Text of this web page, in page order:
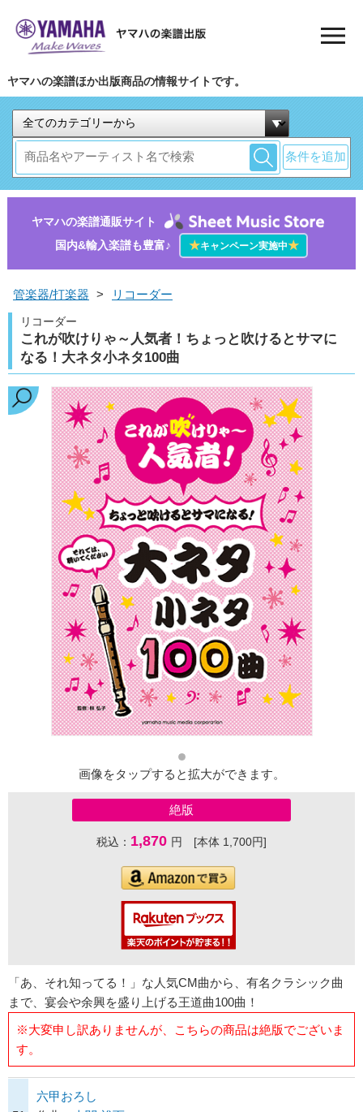
ヤマハの楽譜ほか出版商品の情報サイトです。
条件を追加
ヤマハの楽譜通販サイト
国内&輸入楽譜も豊富♪
★キャンペーン実施中★
管楽器/打楽器 > リコーダー
リコーダー
これが吹けりゃ～人気者！ちょっと吹けるとサマに
なる！大ネタ小ネタ100曲
画像をタップすると拡大ができます。
絶版
税込： 1,870 円 [本体 1,700円]
「あ、それ知ってる！」な人気CM曲から、有名クラシック曲
まで、宴会や余興を盛り上げる王道曲100曲！
※大変申し訳ありませんが、こちらの商品は絶版でございま
す。
六甲おろし